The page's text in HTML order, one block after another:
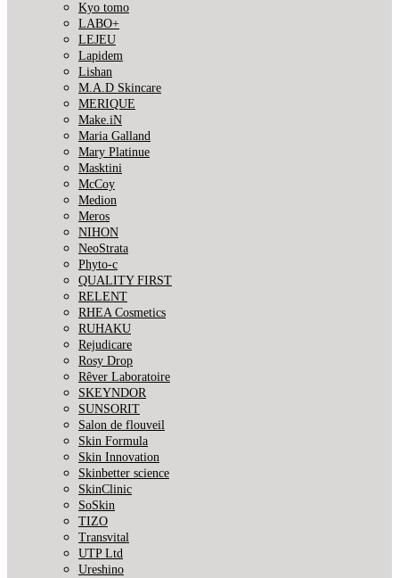
Kyo tomo
LABO+
LEJEU
Lapidem
Lishan
M.A.D Skincare
MERIQUE
Make.iN
Maria Galland
Mary Platinue
Masktini
McCoy
Medion
Meros
NIHON
NeoStrata
Phyto-c
QUALITY FIRST
RELENT
RHEA Cosmetics
RUHAKU
Rejudicare
Rosy Drop
Rêver Laboratoire
SKEYNDOR
SUNSORIT
Salon de flouveil
Skin Formula
Skin Innovation
Skinbetter science
SkinСlinic
SoSkin
TIZO
Transvital
UTP Ltd
Ureshino